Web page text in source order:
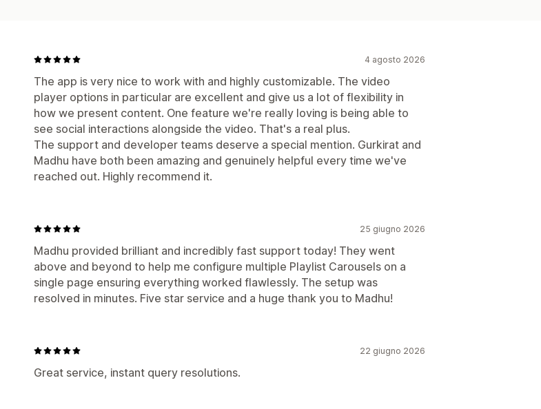
4 agosto 2026
The app is very nice to work with and highly customizable. The video
player options in particular are excellent and give us a lot of flexibility in
how we present content. One feature we're really loving is being able to
see social interactions alongside the video. That's a real plus.
The support and developer teams deserve a special mention. Gurkirat and
Madhu have both been amazing and genuinely helpful every time we've
reached out. Highly recommend it.
25 giugno 2026
Madhu provided brilliant and incredibly fast support today! They went
above and beyond to help me configure multiple Playlist Carousels on a
single page ensuring everything worked flawlessly. The setup was
resolved in minutes. Five star service and a huge thank you to Madhu!
22 giugno 2026
Great service, instant query resolutions.